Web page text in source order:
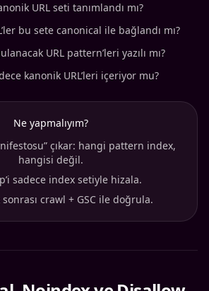
URL seti tanımlandı mı?
bu sete canonical ile bağlandı mı?
URL pattern’leri yazılı mı?
kanonik URL’leri içeriyor mu?
Ne yapmalıyım?
çıkar: hangi pattern index,
hangisi değil.
sadece index setiyle hizala.
crawl + GSC ile doğrula.